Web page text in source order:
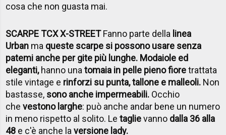
cosa che non guasta mai.
SCARPE TCX X-STREETFanno parte della linea
Urban ma queste scarpe si possono usare senza
patemi anche per gite più lunghe. Modaiole ed
eleganti,hanno unatomaia in pelle pieno fioretrattata
stile vintage e rinforzi su punta, tallone e malleoli. Non
bastasse, sono anche impermeabili. Occhio
chevestono larghe: può anche andar bene un numero
in meno rispetto al solito. Letaglievanno dalla 36 alla
48 e c'è anche laversione lady.